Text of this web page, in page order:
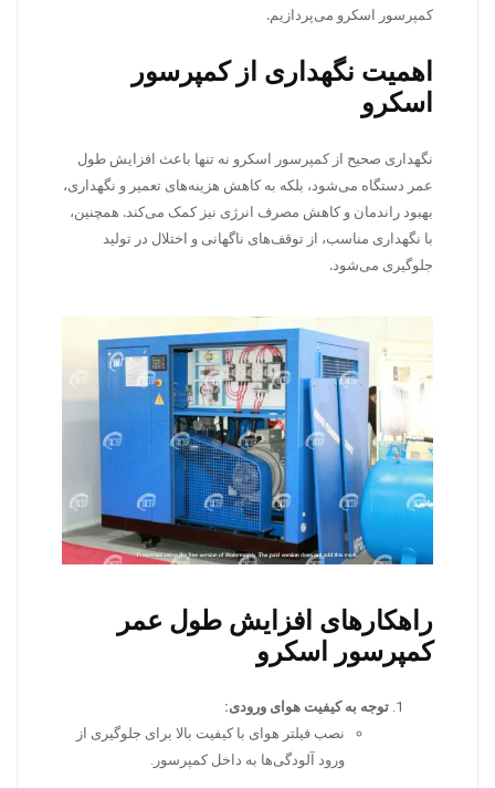
کمپرسور اسکرو می‌پردازیم.
اهمیت نگهداری از کمپرسور
اسکرو
نگهداری صحیح از کمپرسور اسکرو نه تنها باعث افزایش طول
عمر دستگاه می‌شود، بلکه به کاهش هزینه‌های تعمیر و نگهداری،
بهبود راندمان و کاهش مصرف انرژی نیز کمک می‌کند. همچنین،
با نگهداری مناسب، از توقف‌های ناگهانی و اختلال در تولید
جلوگیری می‌شود.
راهکارهای افزایش طول عمر
کمپرسور اسکرو
توجه به کیفیت هوای ورودی:
نصب فیلتر هوای با کیفیت بالا برای جلوگیری از
ورود آلودگی‌ها به داخل کمپرسور.